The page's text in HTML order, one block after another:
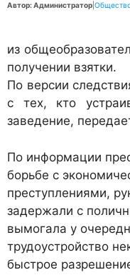
Автор: Администратор
из
получении взятки.
По версии
с тех, кто
заведение,
По информации
борьбе с
преступлениями,
задержали с
вымогала у
трудоустройство
быстрое